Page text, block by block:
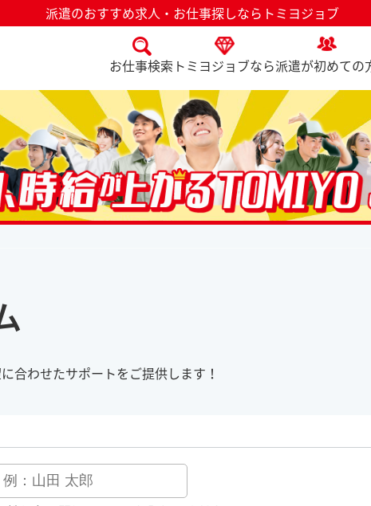
派遣のおすすめ求人・お仕事探しならトミヨジョブ
お仕事検索 トミヨジョブなら派遣が初めての
合わせたサポートをご提供します！